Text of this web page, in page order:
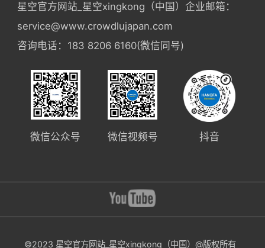
星空官方网站_星空xingkong（中国）企业邮箱：
service@www.crowdlujapan.com
咨询电话：183 8206 6160(微信同号)
微信公众号 微信视频号 抖音
©2023 星空官方网站_星空xingkong（中国）@版权所有